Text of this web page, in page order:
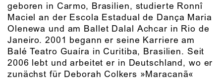
geboren in Carmo, Brasilien, studierte Ronnî
Maciel an der Escola Estadual de Dança Maria
Olenewa und am Ballet Dalal Achcar in Rio de
Janeiro. 2001 begann er seine Karriere am
Balé Teatro Guaíra in Curitiba, Brasilien. Seit
2006 lebt und arbeitet er in Deutschland, wo er
zunächst für Deborah Colkers »Maracanã«